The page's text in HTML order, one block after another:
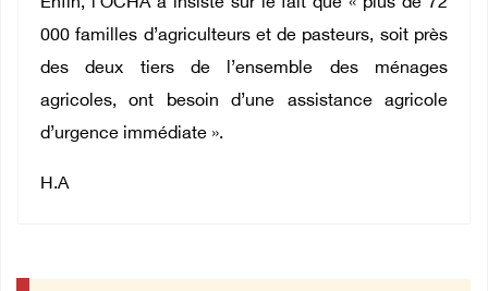
000 familles d’agriculteurs et de pasteurs, soit près
des deux tiers de l’ensemble des ménages
agricoles, ont besoin d’une assistance agricole
d’urgence immédiate ».
H.A